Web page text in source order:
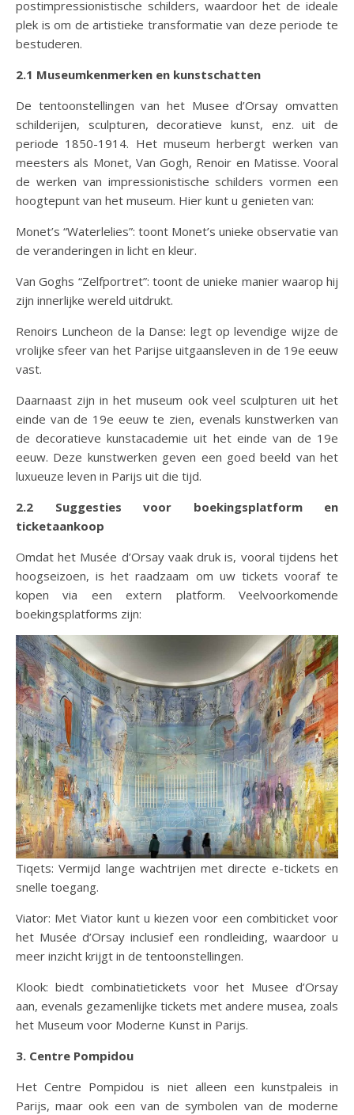
postimpressionistische schilders, waardoor het de ideale
plek is om de artistieke transformatie van deze periode te
bestuderen.
2.1 Museumkenmerken en kunstschatten
De tentoonstellingen van het Musee d’Orsay omvatten
schilderijen, sculpturen, decoratieve kunst, enz. uit de
periode 1850-1914. Het museum herbergt werken van
meesters als Monet, Van Gogh, Renoir en Matisse. Vooral
de werken van impressionistische schilders vormen een
hoogtepunt van het museum. Hier kunt u genieten van:
Monet’s “Waterlelies”: toont Monet’s unieke observatie van
de veranderingen in licht en kleur.
Van Goghs “Zelfportret”: toont de unieke manier waarop hij
zijn innerlijke wereld uitdrukt.
Renoirs Luncheon de la Danse: legt op levendige wijze de
vrolijke sfeer van het Parijse uitgaansleven in de 19e eeuw
vast.
Daarnaast zijn in het museum ook veel sculpturen uit het
einde van de 19e eeuw te zien, evenals kunstwerken van
de decoratieve kunstacademie uit het einde van de 19e
eeuw. Deze kunstwerken geven een goed beeld van het
luxueuze leven in Parijs uit die tijd.
2.2 Suggesties voor boekingsplatform en
ticketaankoop
Omdat het Musée d’Orsay vaak druk is, vooral tijdens het
hoogseizoen, is het raadzaam om uw tickets vooraf te
kopen via een extern platform. Veelvoorkomende
boekingsplatforms zijn:
Tiqets: Vermijd lange wachtrijen met directe e-tickets en
snelle toegang.
Viator: Met Viator kunt u kiezen voor een combiticket voor
het Musée d’Orsay inclusief een rondleiding, waardoor u
meer inzicht krijgt in de tentoonstellingen.
Klook: biedt combinatietickets voor het Musee d’Orsay
aan, evenals gezamenlijke tickets met andere musea, zoals
het Museum voor Moderne Kunst in Parijs.
3. Centre Pompidou
Het Centre Pompidou is niet alleen een kunstpaleis in
Parijs, maar ook een van de symbolen van de moderne